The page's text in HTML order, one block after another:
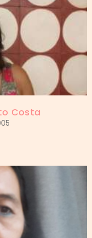
Costa